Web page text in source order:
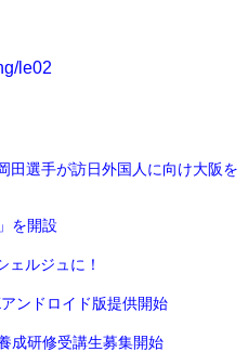
le02
田選手が訪日外国人に向け大阪を
を開設
ェルジュに！
ンドロイド版提供開始
成研修受講生募集開始